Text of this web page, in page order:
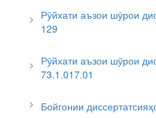
Рӯйхати аъзои шӯрои
129
Рӯйхати аъзои шӯрои
73.1.017.01
Бойгонии